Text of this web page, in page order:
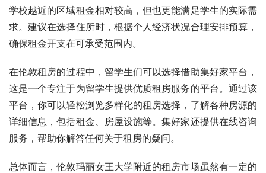
学校越近的区域租金相对较高，但也更能满足学生的实际需
求。建议在选择住所时，根据个人经济状况合理安排预算，
确保租金开支在可承受范围内。
在伦敦租房的过程中，留学生们可以选择借助集好家平台，
这是一个专注于为留学生提供优质租房服务的平台。通过该
平台，你可以轻松浏览多样化的租房选择，了解各种房源的
详细信息，包括租金、房屋设施等。集好家还提供在线咨询
服务，帮助你解答任何关于租房的疑问。
总体而言，伦敦玛丽女王大学附近的租房市场虽然有一定的